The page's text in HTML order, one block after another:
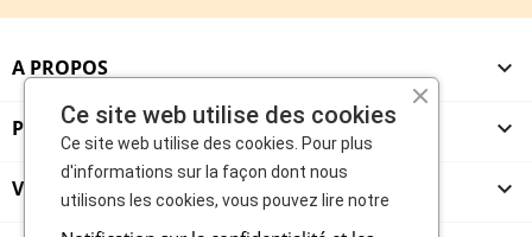
A PROPOS 
PRODUITS 
VENDEURS 
Ce site web utilise des cookies
Ce site web utilise des cookies. Pour plus
d'informations sur la façon dont nous
utilisons les cookies, vous pouvez lire notre